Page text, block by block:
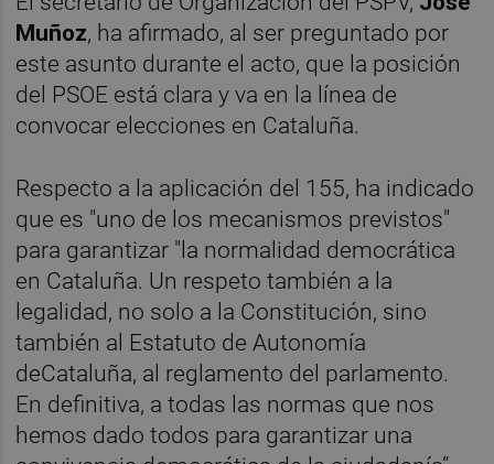
Muñoz, ha afirmado, al ser preguntado por
este asunto durante el acto, que la posición
del PSOE está clara y va en la línea de
convocar elecciones en Cataluña.
Respecto a la aplicación del 155, ha indicado
que es "uno de los mecanismos previstos"
para garantizar "la normalidad democrática
en Cataluña. Un respeto también a la
legalidad, no solo a la Constitución, sino
también al Estatuto de Autonomía
deCataluña, al reglamento del parlamento.
En definitiva, a todas las normas que nos
hemos dado todos para garantizar una